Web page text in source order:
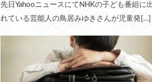
先日YahooニュースにてNHKの子ども番組に
れている芸能人の鳥居みゆきさんが児童発[…]